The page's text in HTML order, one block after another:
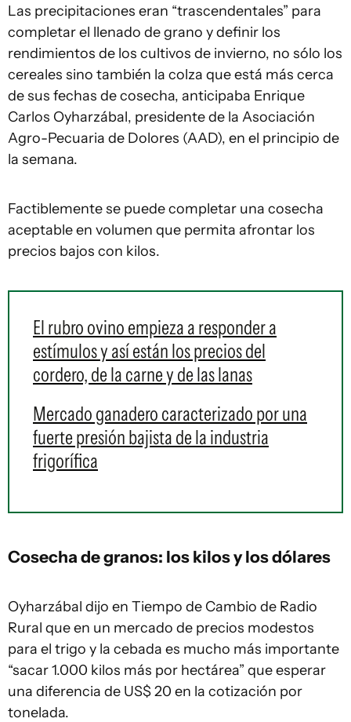
Las precipitaciones eran “trascendentales” para
completar el llenado de grano y definir los
rendimientos de los cultivos de invierno, no sólo los
cereales sino también la colza que está más cerca
de sus fechas de cosecha, anticipaba Enrique
Carlos Oyharzábal, presidente de la Asociación
Agro-Pecuaria de Dolores (AAD), en el principio de
la semana.
Factiblemente se puede completar una cosecha
aceptable en volumen que permita afrontar los
precios bajos con kilos.
El rubro ovino empieza a responder a
estímulos y así están los precios del
cordero, de la carne y de las lanas
Mercado ganadero caracterizado por una
fuerte presión bajista de la industria
frigorífica
Cosecha de granos: los kilos y los dólares
Oyharzábal dijo en Tiempo de Cambio de Radio
Rural que en un mercado de precios modestos
para el trigo y la cebada es mucho más importante
“sacar 1.000 kilos más por hectárea” que esperar
una diferencia de US$ 20 en la cotización por
tonelada.